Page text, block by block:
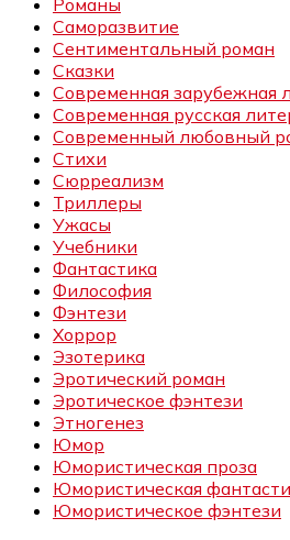
Романы
Саморазвитие
Сентиментальный роман
Сказки
Современная зарубежная
Современная русская
Современный любовный
Стихи
Сюрреализм
Триллеры
Ужасы
Учебники
Фантастика
Философия
Фэнтези
Хоррор
Эзотерика
Эротический роман
Эротическое фэнтези
Этногенез
Юмор
Юмористическая проза
Юмористическая
Юмористическое фэнтези